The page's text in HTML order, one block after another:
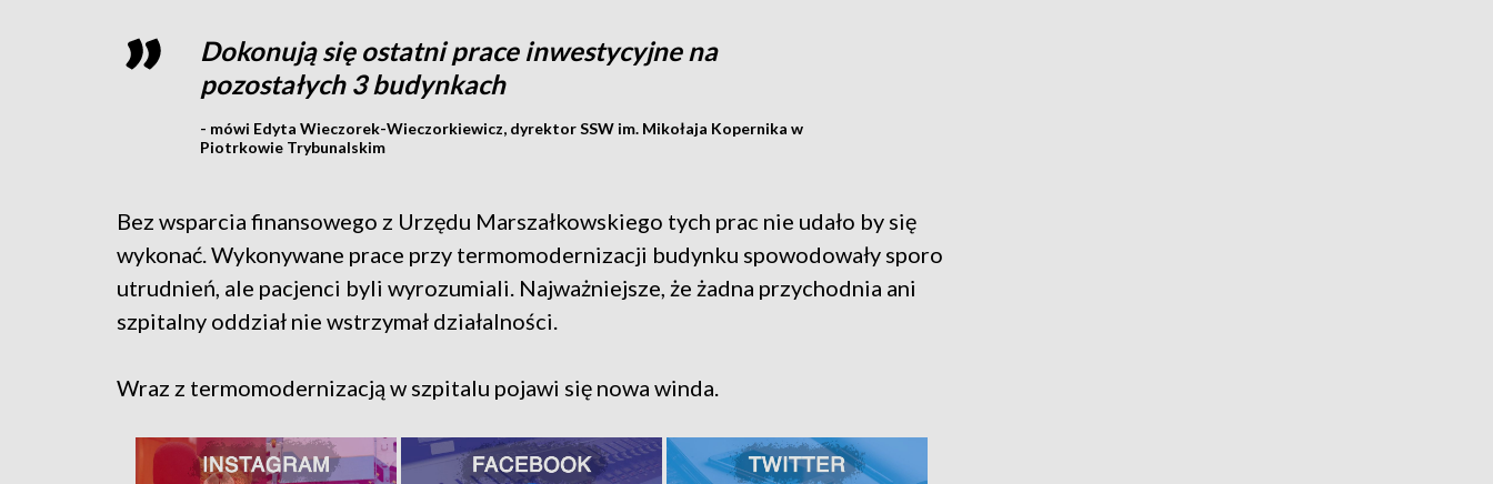
Dokonują się ostatni prace inwestycyjne na
pozostałych 3 budynkach
- mówi Edyta Wieczorek-Wieczorkiewicz, dyrektor SSW im. Mikołaja Kopernika w
Piotrkowie Trybunalskim
Bez wsparcia finansowego z Urzędu Marszałkowskiego tych prac nie udało by się
wykonać. Wykonywane prace przy termomodernizacji budynku spowodowały sporo
utrudnień, ale pacjenci byli wyrozumiali. Najważniejsze, że żadna przychodnia ani
szpitalny oddział nie wstrzymał działalności.
Wraz z termomodernizacją w szpitalu pojawi się nowa winda.